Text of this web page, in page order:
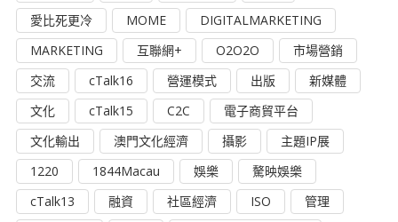
愛比死更冷
MOME
DIGITALMARKETING
MARKETING
互聯網+ O2O2O
市場營銷
交流
cTalk16 營運模式 出版
新媒體
文化
cTalk15 C2C
電子商貿平台
文化輸出
澳門文化經濟 攝影
主題IP展
1220
1844Macau 娛樂
驁映娛樂
cTalk13
融資 社區經濟 ISO
管理